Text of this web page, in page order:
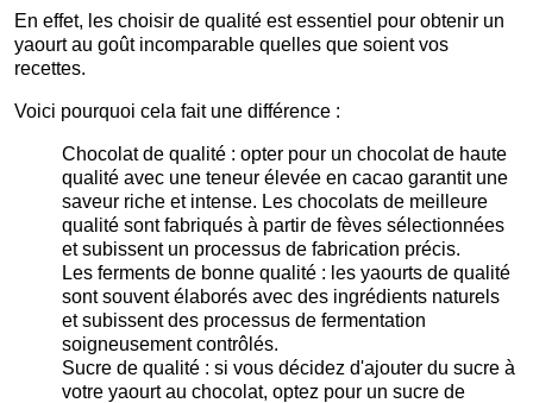
En effet, les choisir de qualité est essentiel pour obtenir un
yaourt au goût incomparable quelles que soient vos
recettes.
Voici pourquoi cela fait une différence :
Chocolat de qualité : opter pour un chocolat de haute
qualité avec une teneur élevée en cacao garantit une
saveur riche et intense. Les chocolats de meilleure
qualité sont fabriqués à partir de fèves sélectionnées
et subissent un processus de fabrication précis.
Les ferments de bonne qualité : les yaourts de qualité
sont souvent élaborés avec des ingrédients naturels
et subissent des processus de fermentation
soigneusement contrôlés.
Sucre de qualité : si vous décidez d'ajouter du sucre à
votre yaourt au chocolat, optez pour un sucre de